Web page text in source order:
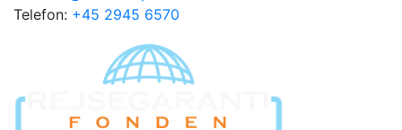
Telefon: +45 2945 6570